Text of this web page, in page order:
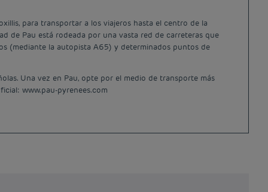
para transportar a los viajeros hasta el centro de la
de Pau está rodeada por una vasta red de carreteras que
(mediante la autopista A65) y determinados puntos de
Una vez en Pau, opte por el medio de transporte más
www.pau-pyrenees.com